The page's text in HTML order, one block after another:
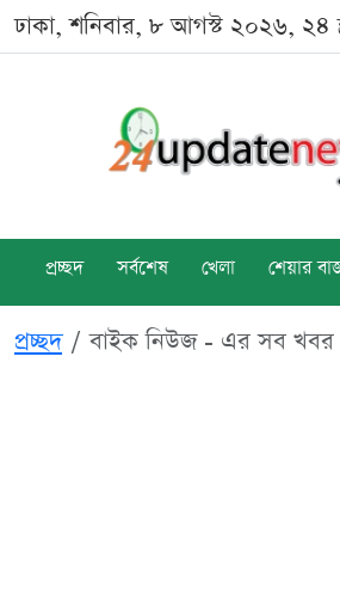
ঢাকা, শনিবার, ৮ আগস্ট ২০২৬, ২৪
প্রচ্ছদ সর্বশেষ খেলা শেয়ার
প্রচ্ছদ বাইক নিউজ - এর সব খবর